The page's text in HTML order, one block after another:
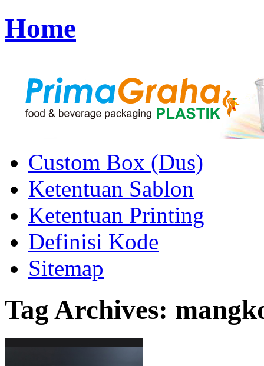
Home
Custom Box (Dus)
Ketentuan Sablon
Ketentuan Printing
Definisi Kode
Sitemap
Tag Archives: